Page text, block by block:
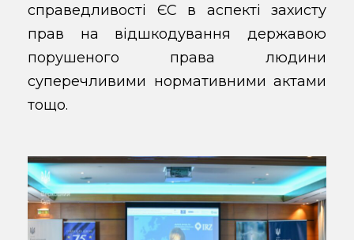
справедливості ЄС в аспекті захисту
прав на відшкодування державою
порушеного права людини
суперечливими нормативними актами
тощо.